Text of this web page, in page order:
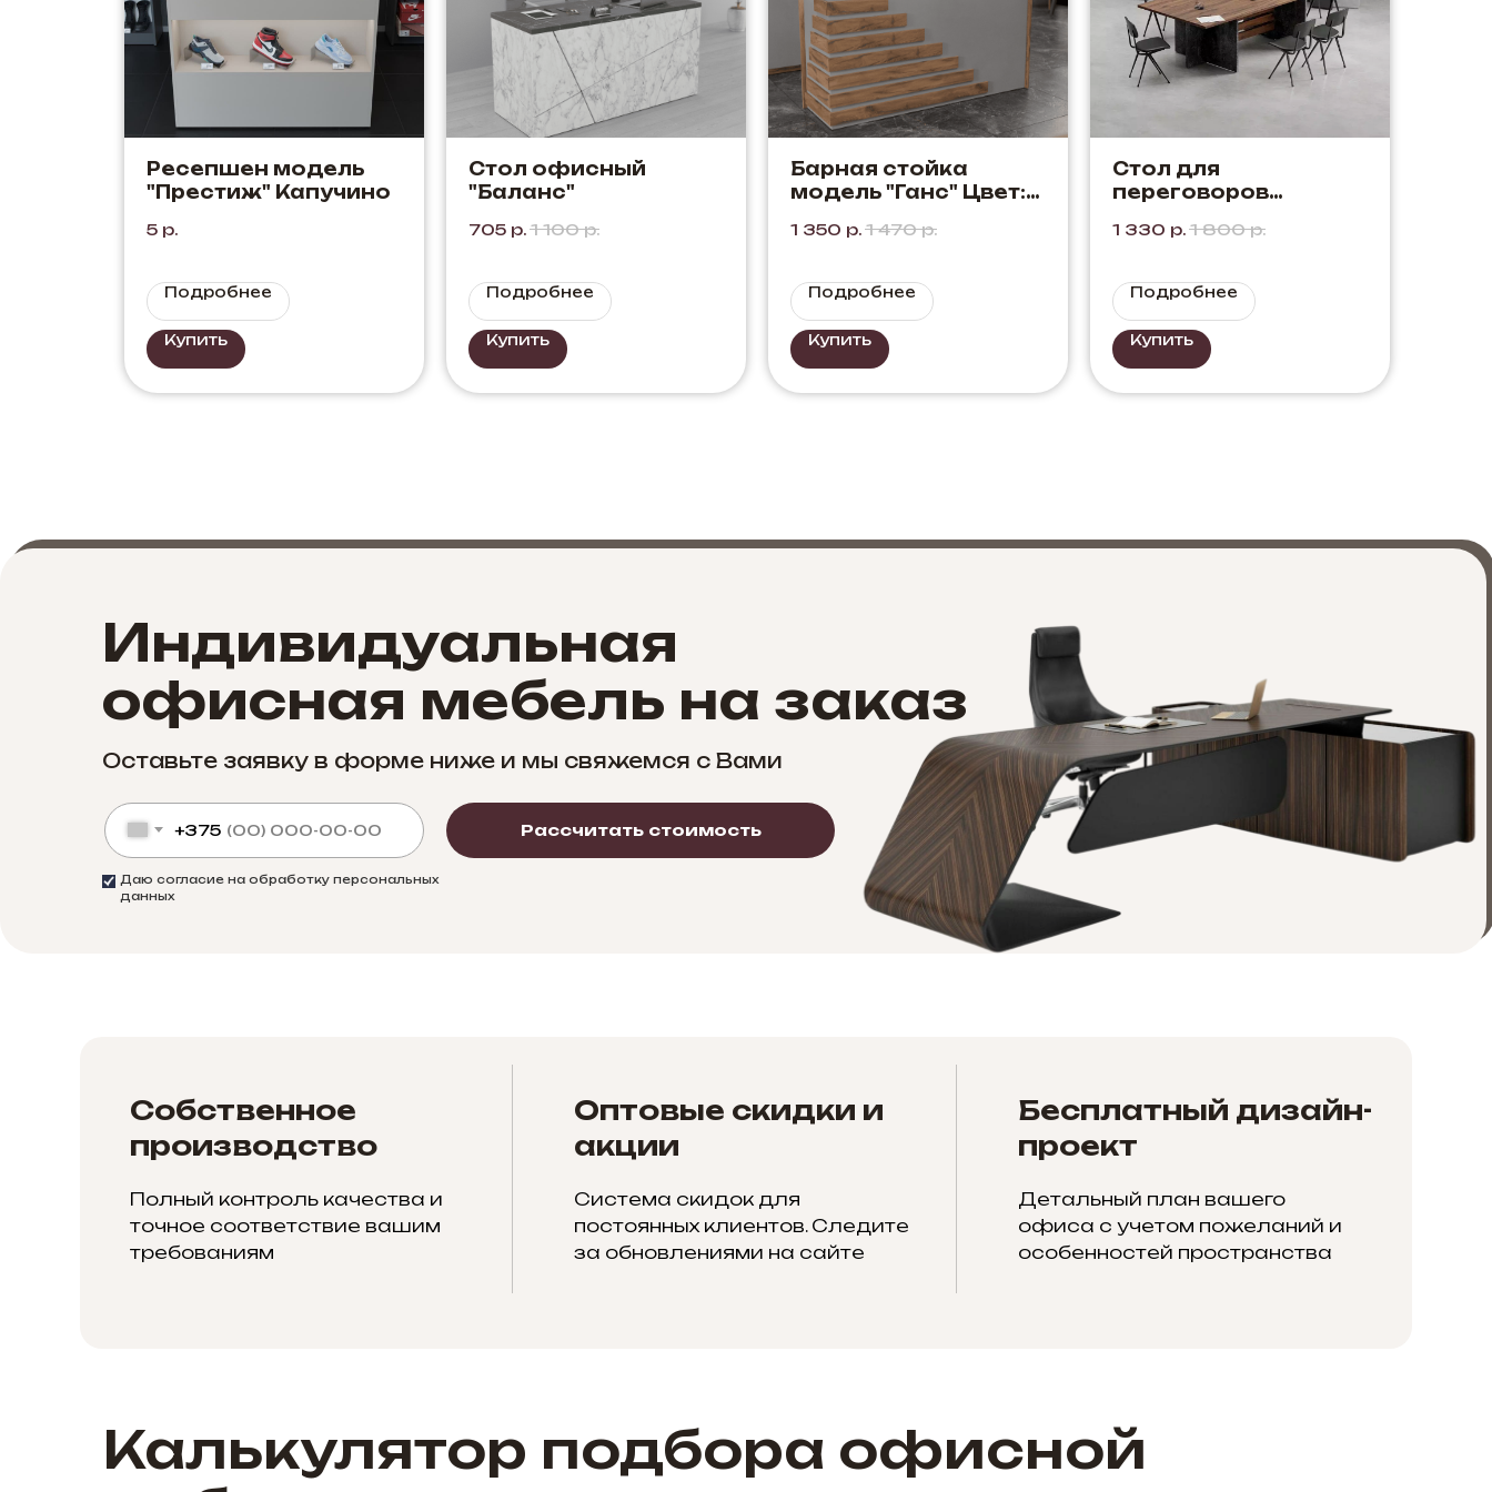
Ресепшен модель
"Престиж" Капучино
5 р.
Подробнее
Купить
Стол офисный
"Баланс"
705 р. 1 100 р.
Подробнее
Купить
Барная стойка
модель "Ганс" Цвет:
1 350 р. 1 470 р.
Подробнее
Купить
Стол для
переговоров
Элисон + Бетон
1 330 р. 1 800 р.
Подробнее
Купить
Оставьте заявку в форме ниже и мы свяжемся с Вами
Даю согласие на обработку персональных
данных
+375 Рассчитать стоимость
Индивидуальная
офисная мебель на заказ
Собственное
производство
Полный контроль качества и
точное соответствие вашим
требованиям
Оптовые скидки и
акции
Система скидок для
постоянных клиентов. Следите
за обновлениями на сайте
Бесплатный дизайн-
проект
Детальный план вашего
офиса с учетом пожеланий и
особенностей пространства
Калькулятор подбора офисной